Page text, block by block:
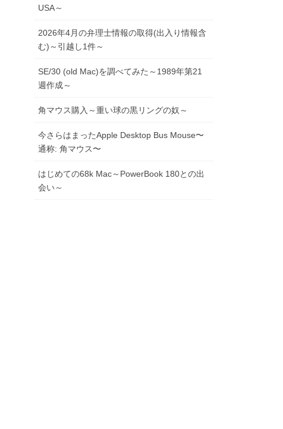
USA～
2026年4月の弁理士情報の取得(出入り情報含
む)～引越し1件～
SE/30 (old Mac)を調べてみた～1989年第21
週作成～
角マウス購入～重い球の黒リングの奴～
今さらはまったApple Desktop Bus Mouse〜
通称: 角マウス〜
はじめての68k Mac～PowerBook 180との出
会い～